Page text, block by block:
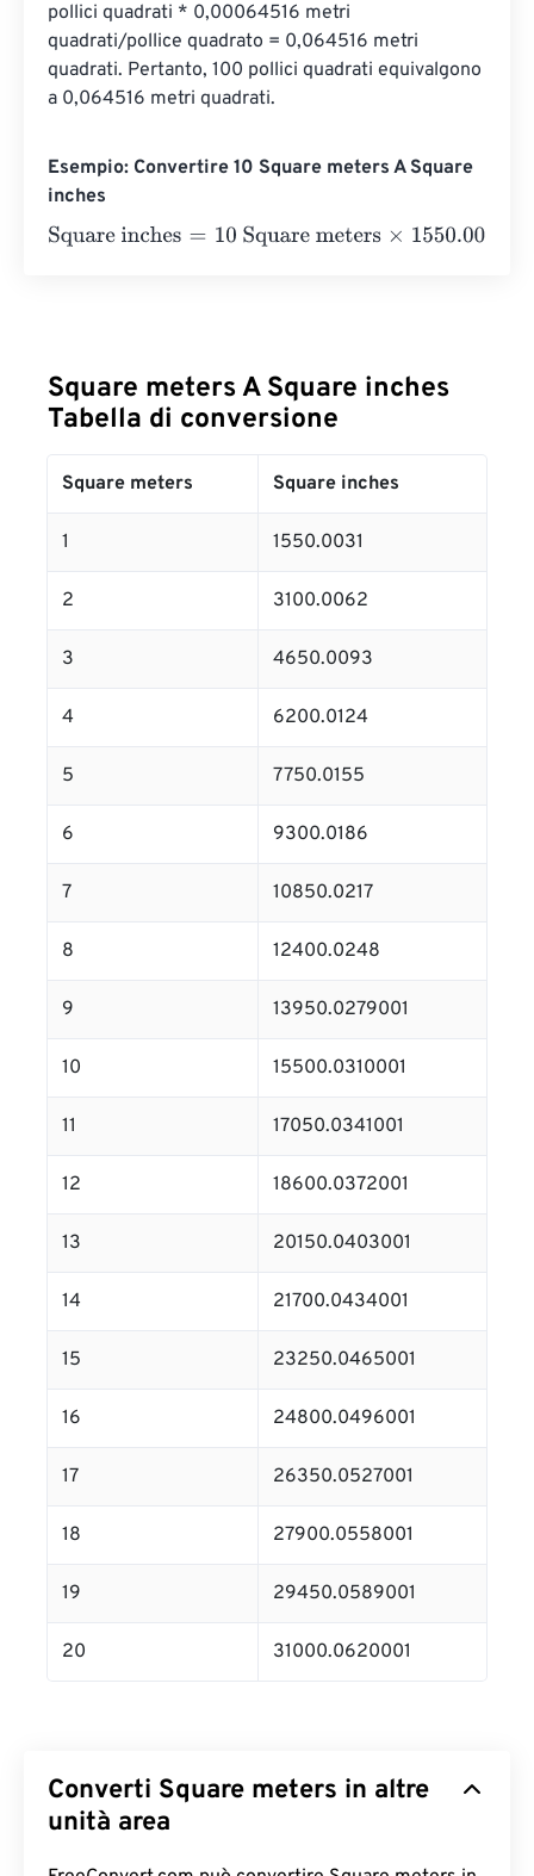
pollici quadrati * 0,00064516 metri
quadrati/pollice quadrato = 0,064516 metri
quadrati. Pertanto, 100 pollici quadrati equivalgono
a 0,064516 metri quadrati.
Esempio: Convertire 10 Square meters A Square
inches
Square inches= 10 Square meters×1550.0031000062
Square meters A Square inches
Tabella di conversione
Square meters Square inches
1 1550.0031
2 3100.0062
3 4650.0093
4 6200.0124
5 7750.0155
6 9300.0186
7 10850.0217
8 12400.0248
9 13950.0279001
10 15500.0310001
11 17050.0341001
12 18600.0372001
13 20150.0403001
14 21700.0434001
15 23250.0465001
16 24800.0496001
17 26350.0527001
18 27900.0558001
19 29450.0589001
20 31000.0620001
Converti Square meters in altre
unità area